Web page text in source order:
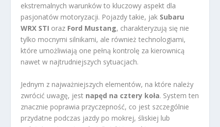
ekstremalnych warunków to kluczowy aspekt dla
pasjonatów motoryzacji. Pojazdy takie, jak Subaru
WRX STI oraz Ford Mustang, charakteryzują się nie
tylko mocnymi silnikami, ale również technologiami,
które umożliwiają one pełną kontrolę za kierownicą
nawet w najtrudniejszych sytuacjach.
Jednym z najważniejszych elementów, na które należy
zwrócić uwagę, jest napęd na cztery koła. System ten
znacznie poprawia przyczepność, co jest szczególnie
przydatne podczas jazdy po mokrej, śliskiej lub